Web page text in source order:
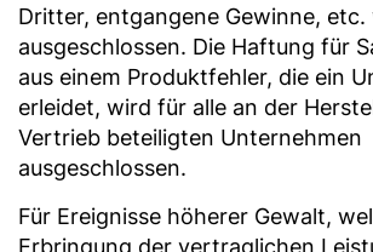
Dritter, entgangene Gewinne, etc.
ausgeschlossen. Die Haftung für
aus einem Produktfehler, die ein
erleidet, wird für alle an der
Vertrieb beteiligten Unternehmen
ausgeschlossen.
Für Ereignisse höherer Gewalt,
Erbringung der vertraglichen